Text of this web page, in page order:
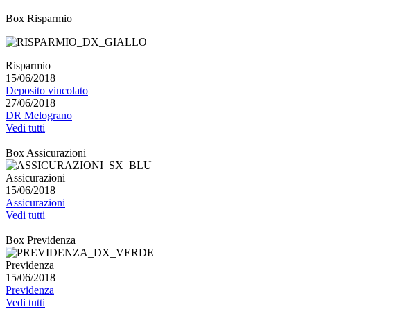
Box Risparmio
Risparmio
15/06/2018
Deposito vincolato
27/06/2018
DR Melograno
Vedi tutti
Box Assicurazioni
Assicurazioni
15/06/2018
Assicurazioni
Vedi tutti
Box Previdenza
Previdenza
15/06/2018
Previdenza
Vedi tutti